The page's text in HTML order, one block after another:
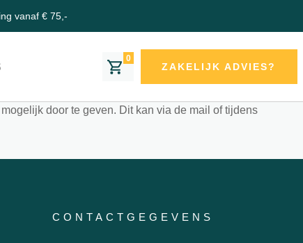
vanaf € 75,-
0
ZAKELIJK ADVIES?
door te geven. Dit kan via de mail of tijdens
CONTACTGEGEVENS